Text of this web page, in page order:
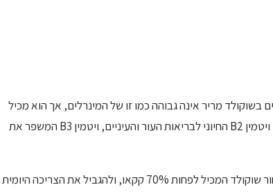
בשוקולד מריר אינה גבוהה כמו זו של המינרלים, אך הוא מכיל
כמות קטנה של ויטמין B1 המסייע לייצור אנרגיה, ויטמין B2 החיוני לבריאות העור והעיניים, ויטמין B3 המשפר את
כדי להפיק את המרב משוקולד מריר, מומלץ לבחור שוקולד המכיל לפחות 70% קקאו, ולהגביל את הצריכה היומית